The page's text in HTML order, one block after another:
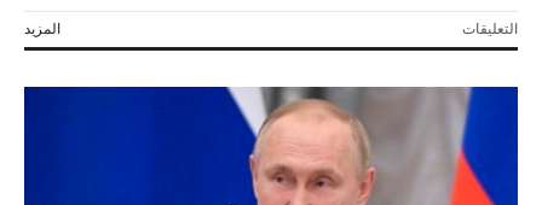
المزيد التعليقاتعلى
بعد
المخيب
لبايدن
فى
مناظرة
ترامب..الديمقراطيون